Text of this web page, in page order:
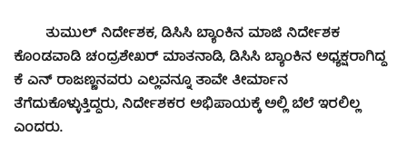
ತುಮುಲ್ ನಿರ್ದೇಶಕ, ಡಿಸಿಸಿ ಬ್ಯಾಂಕಿನ ಮಾಜಿ ನಿರ್ದೇಶಕ
ಕೊಂಡವಾಡಿ ಚಂದ್ರಶೇಖರ್ ಮಾತನಾಡಿ, ಡಿಸಿಸಿ ಬ್ಯಾಂಕಿನ ಅಧ್ಯಕ್ಷರಾಗಿದ್ದ
ಕೆ ಎನ್ ರಾಜಣ್ಣನವರು ಎಲ್ಲವನ್ನೂ ತಾವೇ ತೀರ್ಮಾನ
ತೆಗೆದುಕೊಳ್ಳುತ್ತಿದ್ದರು, ನಿರ್ದೇಶಕರ ಅಭಿಪಾಯಕ್ಕೆ ಅಲ್ಲಿ ಬೆಲೆ ಇರಲಿಲ್ಲ
ಎಂದರು.